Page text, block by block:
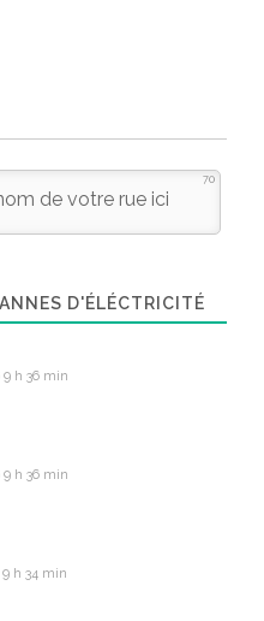
70
D'ÉLÉCTRICITÉ
9 h 36 min
9 h 36 min
h 34 min